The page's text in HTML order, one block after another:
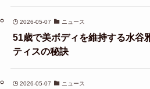
2026-05-07 ニュース
51歳で美ボディを維持する水谷
ティスの秘訣
2026-05-07 ニュース